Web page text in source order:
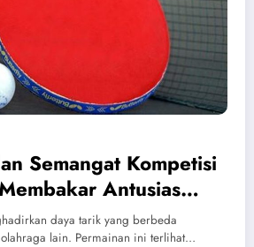
Semangat Kompetisi
Antusias
daya tarik yang berbeda
lain. Permainan ini terlihat…